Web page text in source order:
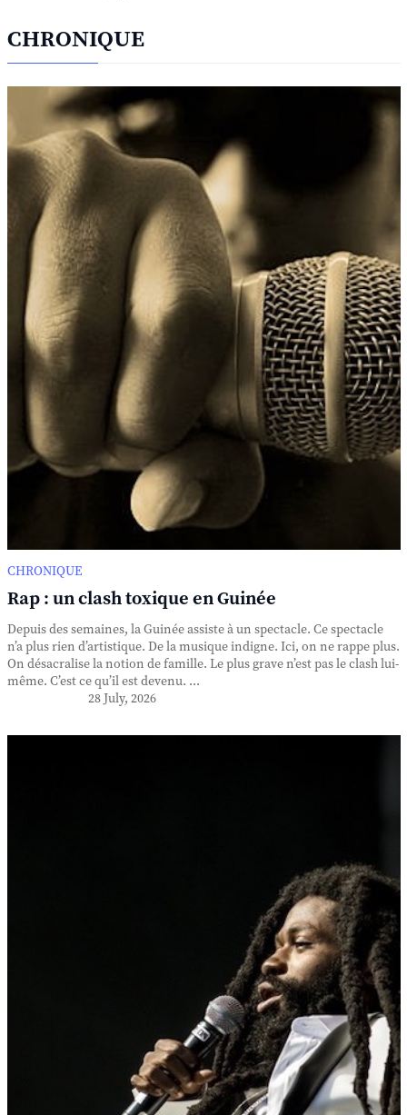
CHRONIQUE
CHRONIQUE
Rap : un clash toxique en Guinée
Depuis des semaines, la Guinée assiste à un spectacle. Ce spectacle
n’a plus rien d’artistique. De la musique indigne. Ici, on ne rappe plus.
On désacralise la notion de famille. Le plus grave n’est pas le clash lui-
même. C’est ce qu’il est devenu. ...
28 July, 2026